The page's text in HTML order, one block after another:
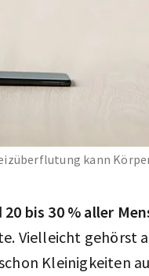
kann
20 bis 30 % aller
Vielleicht gehörst
Kleinigkeiten